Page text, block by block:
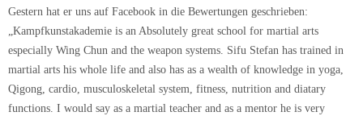
Gestern hat er uns auf Facebook in die Bewertungen geschrieben:
„Kampfkunstakademie is an Absolutely great school for martial arts
especially Wing Chun and the weapon systems. Sifu Stefan has trained in
martial arts his whole life and also has as a wealth of knowledge in yoga,
Qigong, cardio, musculoskeletal system, fitness, nutrition and diatary
functions. I would say as a martial teacher and as a mentor he is very